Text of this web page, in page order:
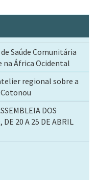
Saúde Comunitária
na África Ocidental
regional sobre a
DOS
DE 20 A 25 DE ABRIL